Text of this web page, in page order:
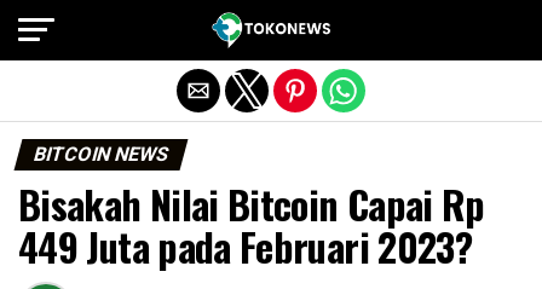
BITCOIN NEWS
Bisakah Nilai Bitcoin Capai Rp
449 Juta pada Februari 2023?
Exit mobile version